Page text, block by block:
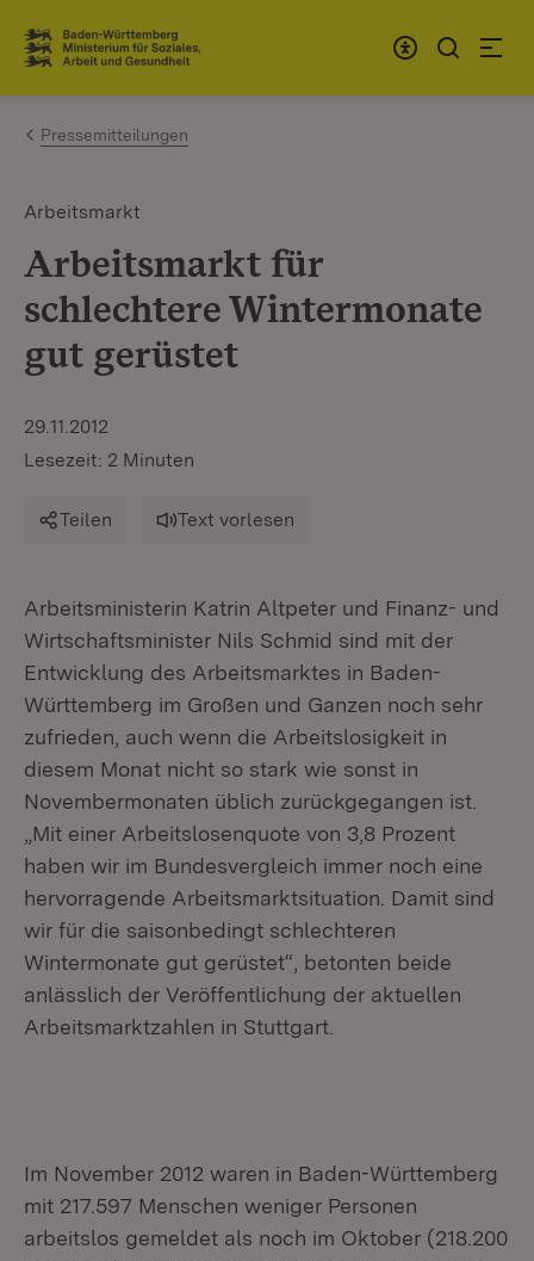
Zum Inhalt springen
Link zur Startseite
Pressemitteilungen
Arbeitsmarkt
Arbeitsmarkt für
schlechtere Wintermonate
gut gerüstet
29.11.2012
Lesezeit: 2 Minuten
Teilen Text vorlesen
Arbeitsministerin Katrin Altpeter und Finanz- und
Wirtschaftsminister Nils Schmid sind mit der
Entwicklung des Arbeitsmarktes in Baden-
Württemberg im Großen und Ganzen noch sehr
zufrieden, auch wenn die Arbeitslosigkeit in
diesem Monat nicht so stark wie sonst in
Novembermonaten üblich zurückgegangen ist.
„Mit einer Arbeitslosenquote von 3,8 Prozent
haben wir im Bundesvergleich immer noch eine
hervorragende Arbeitsmarktsituation. Damit sind
wir für die saisonbedingt schlechteren
Wintermonate gut gerüstet“, betonten beide
anlässlich der Veröffentlichung der aktuellen
Arbeitsmarktzahlen in Stuttgart.
Im November 2012 waren in Baden-Württemberg
mit 217.597 Menschen weniger Personen
arbeitslos gemeldet als noch im Oktober (218.200